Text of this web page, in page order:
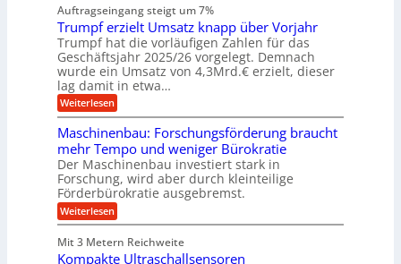
e
n
b
a
u
a
u
f
e
n
f
ü
h
r
u
n
g
e
n
B
S
C
L
w
e
i
t
e
r
t
u
n
g
s
r
e
e
s
H
y
b
r
i
d
-
Auftragseingang steigt um 7%
Trumpf erzielt Umsatz knapp über Vorjahr
Trumpf hat die vorläufigen Zahlen für das
Geschäftsjahr 2025/26 vorgelegt. Demnach
wurde ein Umsatz von 4,3Mrd.€ erzielt, dieser
lag damit in etwa…
Weiterlesen:
T
u
m
p
f
e
r
z
i
e
Maschinenbau: Forschungsförderung braucht
mehr Tempo und weniger Bürokratie
Der Maschinenbau investiert stark in
Forschung, wird aber durch kleinteilige
Förderbürokratie ausgebremst.
Weiterlesen:
M
s
c
Mit 3 Metern Reichweite
Kompakte Ultraschallsensoren